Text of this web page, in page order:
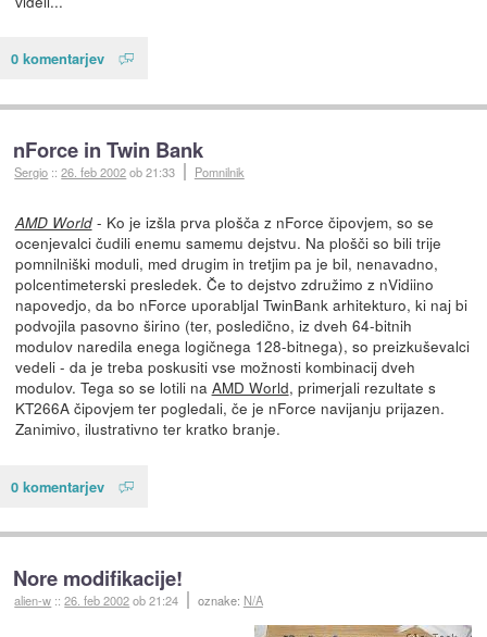
0 komentarjev
nForce in Twin Bank
Sergio ::26. feb 2002ob 21:33 Pomnilnik
AMD World- Ko je izšla prva plošča z nForce čipovjem, so se
ocenjevalci čudili enemu samemu dejstvu. Na plošči so bili trije
pomnilniški moduli, med drugim in tretjim pa je bil, nenavadno,
polcentimeterski presledek. Če to dejstvo združimo z nVidiino
napovedjo, da bo nForce uporabljal TwinBank arhitekturo, ki naj bi
podvojila pasovno širino (ter, posledično, iz dveh 64-bitnih
modulov naredila enega logičnega 128-bitnega), so preizkuševalci
vedeli - da je treba poskusiti vse možnosti kombinacij dveh
modulov. Tega so se lotili na AMD World, primerjali rezultate s
KT266A čipovjem ter pogledali, če je nForce navijanju prijazen.
Zanimivo, ilustrativno ter kratko branje.
0 komentarjev
Nore modifikacije!
alien-w ::26. feb 2002ob 21:24 oznake: N/A